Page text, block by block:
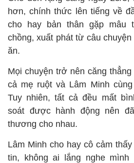
hơn, chính thức lên tiếng về
cho hay bản thân gặp mâu
chồng, xuất phát từ câu
ăn.
Mọi chuyện trở nên căng
cả mẹ ruột và Lâm Minh
Tuy nhiên, tất cả đều mất
soát được hành động nên
thương cho nhau.
Lâm Minh cho hay cô cảm
tin, không ai lắng nghe mình